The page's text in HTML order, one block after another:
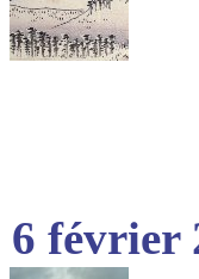
6 février